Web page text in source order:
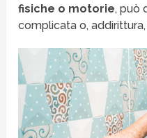
fisiche o motorie, può
complicata o,